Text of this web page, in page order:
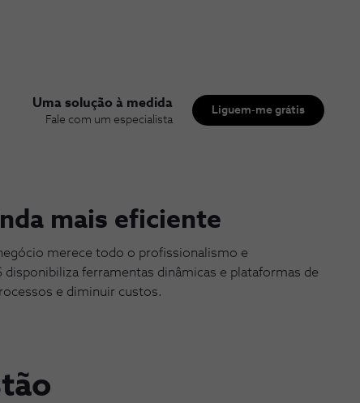
Uma solução à medida
Fale com um especialista
Liguem-me grátis
mais eficiente
merece todo o profissionalismo e
disponibiliza ferramentas dinâmicas e plataformas de
e diminuir custos.